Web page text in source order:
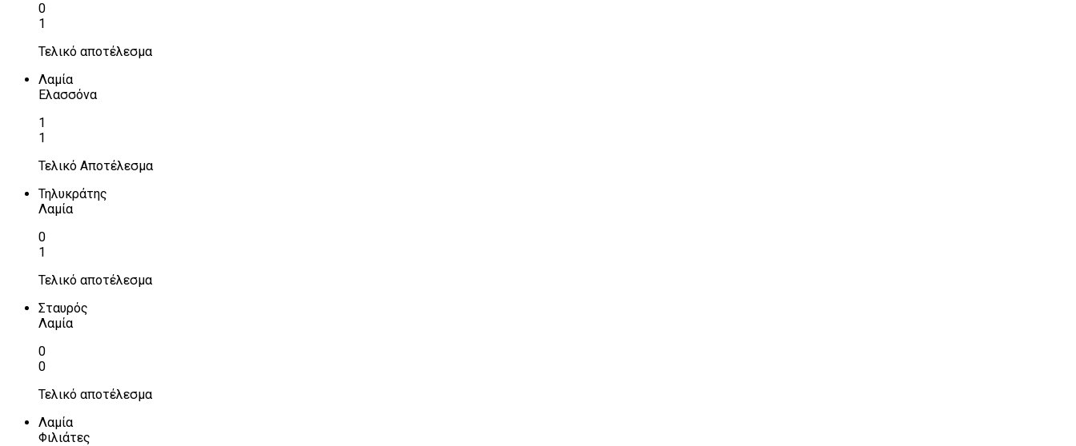
0
1
Τελικό αποτέλεσμα
Λαμία
Ελασσόνα
1
1
Τελικό Αποτέλεσμα
Τηλυκράτης
Λαμία
0
1
Τελικό αποτέλεσμα
Σταυρός
Λαμία
0
0
Τελικό αποτέλεσμα
Λαμία
Φιλιάτες